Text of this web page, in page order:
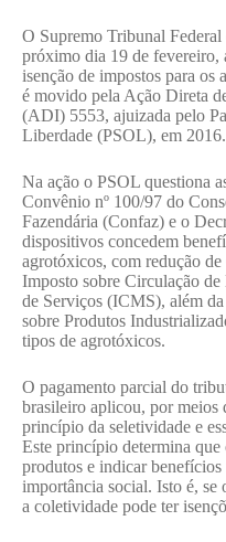
O Supremo Tribunal
próximo dia 19 de fevereiro,
isenção de impostos para
é movido pela Ação Direta
(ADI) 5553, ajuizada pelo
Liberdade (PSOL), em 2016.
Na ação o PSOL questiona
Convênio nº 100/97 do
Fazendária (Confaz) e o
dispositivos concedem
agrotóxicos, com redução
Imposto sobre Circulação de
de Serviços (ICMS), além
sobre Produtos
tipos de agrotóxicos.
O pagamento parcial do
brasileiro aplicou, por meios
princípio da seletividade e
Este princípio determina que
produtos e indicar
importância social. Isto é, se
a coletividade pode ter